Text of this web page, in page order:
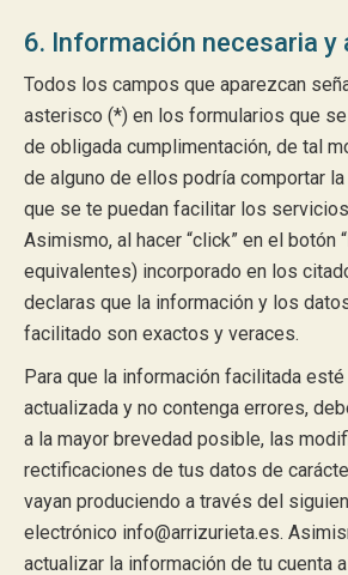
6. Información necesaria y
Todos los campos que aparezcan
asterisco (*) en los formularios que
de obligada cumplimentación, de tal
de alguno de ellos podría comportar
que se te puedan facilitar los
Asimismo, al hacer “click” en el botón
equivalentes) incorporado en los
declaras que la información y los
facilitado son exactos y veraces.
Para que la información facilitada
actualizada y no contenga errores,
a la mayor brevedad posible, las
rectificaciones de tus datos de
vayan produciendo a través del
electrónico info@arrizurieta.es.
actualizar la información de tu cuenta